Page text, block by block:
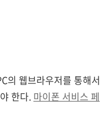
의 웹브라우저를 통해서
한다. 마이폰 서비스 페